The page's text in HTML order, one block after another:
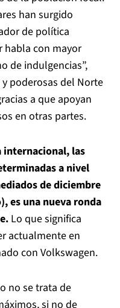
han surgido
de política
habla con mayor
de indulgencias”,
poderosas del Norte
a que apoyan
en otras partes.
las
a nivel
de diciembre
es una nueva ronda
Lo que significa
actualmente en
con Volkswagen.
no se trata de
si no de